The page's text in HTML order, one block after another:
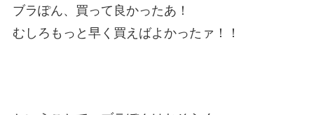
ブラぽん、買って良かったあ！
むしろもっと早く買えばよかったァ！！